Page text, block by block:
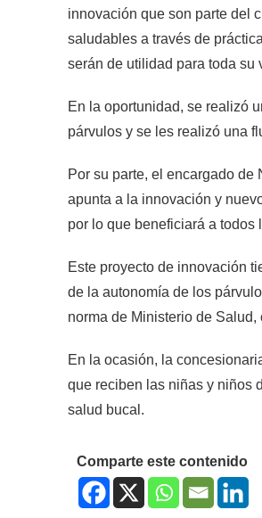
innovación que son parte del
saludables a través de
serán de utilidad para toda su
En la oportunidad, se realizó
párvulos y se les realizó una
Por su parte, el encargado
apunta a la innovación y
por lo que beneficiará a todos
Este proyecto de innovación
de la autonomía de los
norma de Ministerio de
En la ocasión, la
que reciben las niñas y niños
salud bucal.
Comparte este contenido